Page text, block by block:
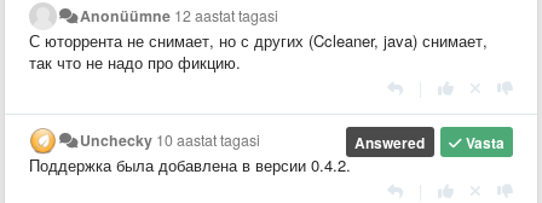
Anonüümne 12 aastat tagasi
С юторрента не снимает, но с других (Ccleaner, java) снимает,
так что не надо про фикцию.
Vasta
Answered
Unchecky 10 aastat tagasi
Поддержка была добавлена в версии 0.4.2.